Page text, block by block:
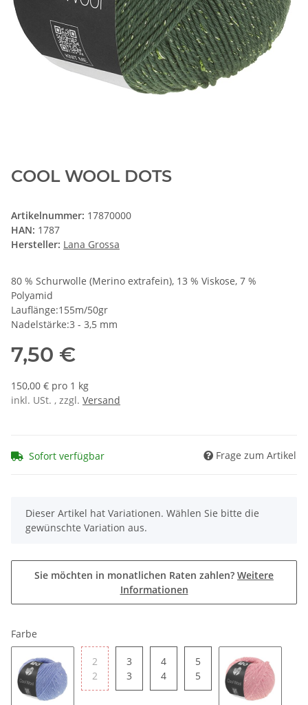
COOL WOOL DOTS
Artikelnummer: 17870000
HAN: 1787
Hersteller: Lana Grossa
80 % Schurwolle (Merino extrafein), 13 % Viskose, 7 %
Polyamid
Lauflänge:155m/50gr
Nadelstärke:3 - 3,5 mm
7,50 €
150,00 € pro 1 kg
inkl. USt. , zzgl. Versand
Sofort verfügbar Frage zum Artikel
x
Dieser Artikel hat Variationen. Wählen Sie bitte die
gewünschte Variation aus.
Sie möchten in monatlichen Raten zahlen? Weitere
Informationen
Farbe
2
2
3
3
4
4
5
5